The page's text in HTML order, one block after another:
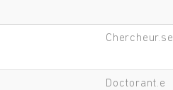
Chercheur.se
Doctorant.e